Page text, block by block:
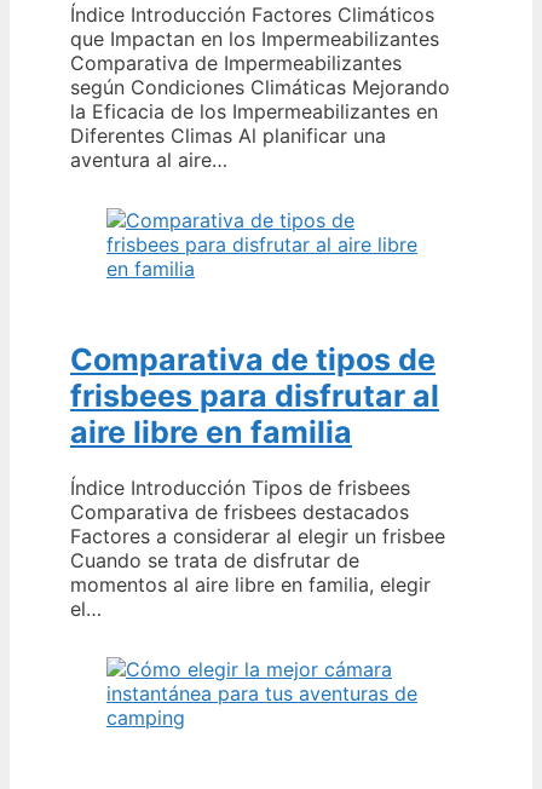
Índice Introducción Factores Climáticos
que Impactan en los Impermeabilizantes
Comparativa de Impermeabilizantes
según Condiciones Climáticas Mejorando
la Eficacia de los Impermeabilizantes en
Diferentes Climas Al planificar una
aventura al aire…
Comparativa de tipos de
frisbees para disfrutar al
aire libre en familia
Índice Introducción Tipos de frisbees
Comparativa de frisbees destacados
Factores a considerar al elegir un frisbee
Cuando se trata de disfrutar de
momentos al aire libre en familia, elegir
el…